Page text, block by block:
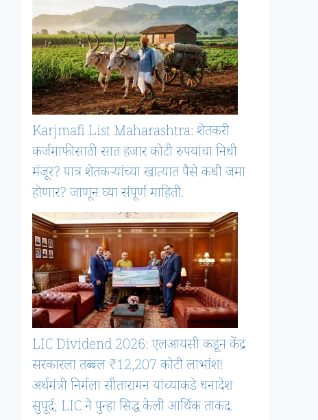
Karjmafi List Maharashtra: शेतकरी
कर्जमाफीसाठी सात हजार कोटी रुपयांचा निधी
मंजूर? पात्र शेतकऱ्यांच्या खात्यात पैसे कधी जमा
होणार? जाणून घ्या संपूर्ण माहिती.
LIC Dividend 2026: एलआयसी कडून केंद्र
सरकारला तब्बल ₹12,207 कोटी लाभांश!
अर्थमंत्री निर्मला सीतारामन यांच्याकडे धनादेश
सुपूर्द; LIC ने पुन्हा सिद्ध केली आर्थिक ताकद.